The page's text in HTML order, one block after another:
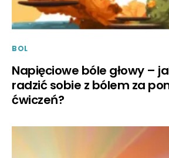
BOL
Napięciowe bóle głowy –
radzić sobie z bólem za
ćwiczeń?